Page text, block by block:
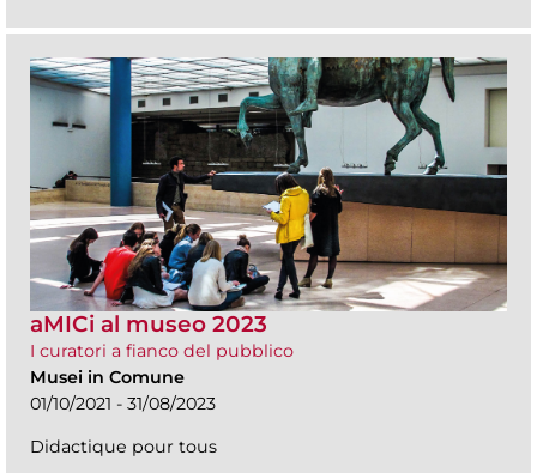
aMICi al museo 2023
I curatori a fianco del pubblico
Musei in Comune
01/10/2021 - 31/08/2023
Didactique pour tous